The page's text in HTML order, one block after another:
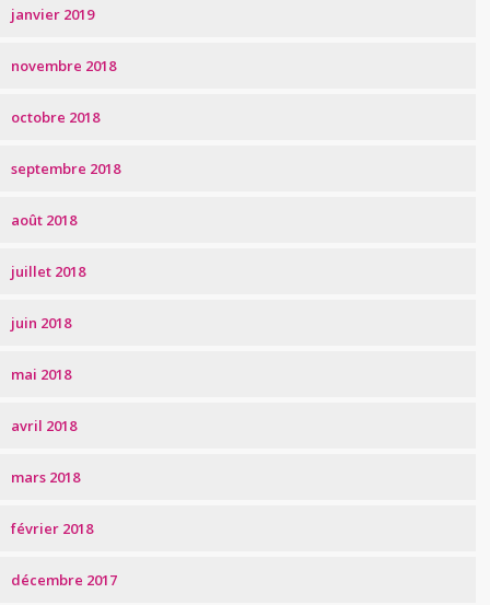
janvier 2019
novembre 2018
octobre 2018
septembre 2018
août 2018
juillet 2018
juin 2018
mai 2018
avril 2018
mars 2018
février 2018
décembre 2017